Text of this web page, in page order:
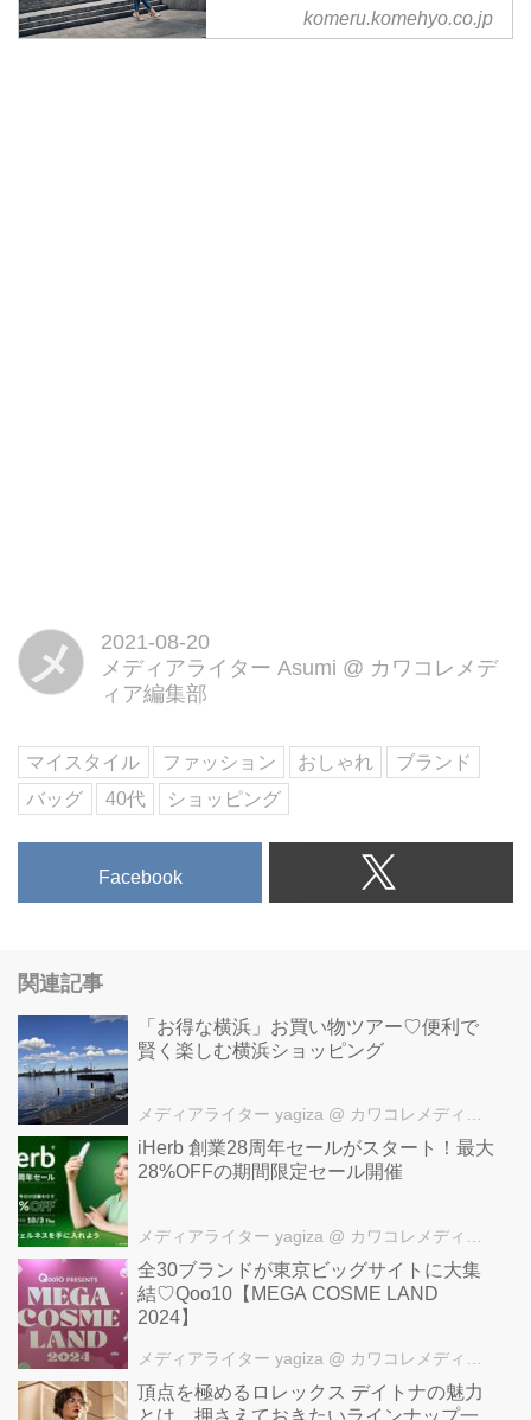
仕事やプライベートに大忙しな40
komeru.komehyo.co.jp
メ
2021-08-20
メディアライター Asumi @ カワコレメデ
ィア編集部
マイスタイル ファッション おしゃれ
ブランド
バッグ
40代 ショッピング
Facebook
関連記事
「お得な横浜」お買い物ツアー♡便利で
賢く楽しむ横浜ショッピング
メディアライター yagiza @ カワコレメディア編集部
iHerb 創業28周年セールがスタート！最大
28%OFFの期間限定セール開催
メディアライター yagiza @ カワコレメディア編集部
全30ブランドが東京ビッグサイトに大集
結♡Qoo10【MEGA COSME LAND
2024】
メディアライター yagiza @ カワコレメディア編集部
頂点を極めるロレックス デイトナの魅力
とは。押さえておきたいラインナップ一